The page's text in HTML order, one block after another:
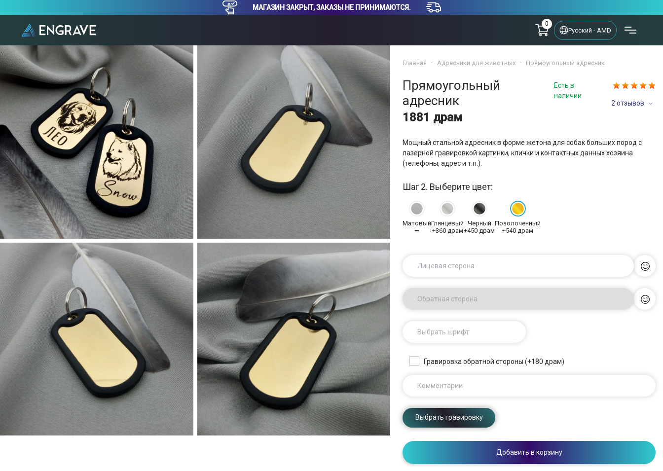
МАГАЗИН ЗАКРЫТ, ЗАКАЗЫ НЕ ПРИНИМАЮТСЯ.
0
Русский - AMD
Главная Адресники для животных Прямоугольный адресник
Прямоугольный
адресник
Есть в
наличии
2 отзывов
1881 драм
Мощный стальной адресник в форме жетона для собак больших пород с
лазерной гравировкой картинки, клички и контактных данных хозяина
(телефоны, адрес и т.п.).
Шаг 2. Выберите цвет:
Матовый
━
Глянцевый
+360 драм
Черный
+450 драм
Позолоченный
+540 драм
Лицевая сторона
Обратная сторона
Выбрать шрифт
Гравировка обратной стороны (+180 драм)
Комментарии
Выбрать гравировку
Добавить в корзину